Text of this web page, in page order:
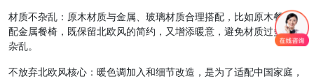
材质不杂乱：原木材质与金属、玻璃材质合理搭配，比如原木餐桌搭
配金属餐椅，既保留北欧风的简约，又增添暖意，避免材质过多显得
杂乱。
不放弃北欧风核心：暖色调加入和细节改造，是为了适配中国家庭，